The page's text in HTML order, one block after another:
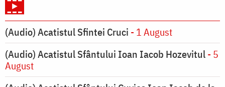
(Audio) Acatistul Sfintei Cruci - 1 August
(Audio) Acatistul Sfântului Ioan Iacob Hozevitul- 5
August